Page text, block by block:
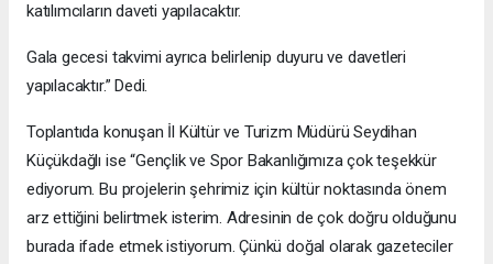
katılımcıların daveti yapılacaktır.
Gala gecesi takvimi ayrıca belirlenip duyuru ve davetleri
yapılacaktır.” Dedi.
Toplantıda konuşan İl Kültür ve Turizm Müdürü Seydihan
Küçükdağlı ise “Gençlik ve Spor Bakanlığımıza çok teşekkür
ediyorum. Bu projelerin şehrimiz için kültür noktasında önem
arz ettiğini belirtmek isterim. Adresinin de çok doğru olduğunu
burada ifade etmek istiyorum. Çünkü doğal olarak gazeteciler